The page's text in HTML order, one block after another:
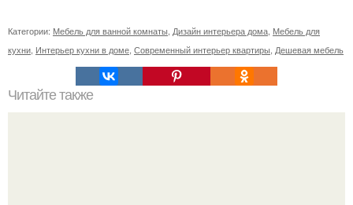
Категории: Мебель для ванной комнаты Дизайн интерьера дома Мебель для
кухни Интерьер кухни в доме Современный интерьер квартиры Дешевая мебель
Читайте также